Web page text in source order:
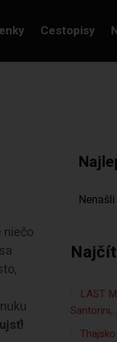
Cestopisy
LAST
Santorini,…